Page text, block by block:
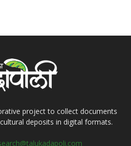
project to collect documents
deposits in digital formats.